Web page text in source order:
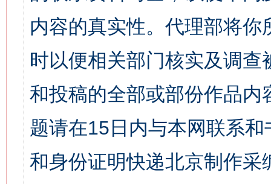
内容的真实性。代理部将
时以便相关部门核实及调
和投稿的全部或部份作品
题请在15日内与本网联系
和身份证明快递北京制作